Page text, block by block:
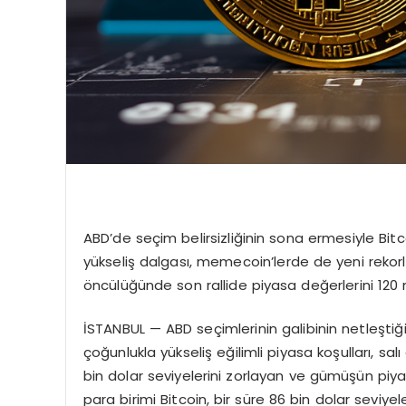
ABD’de seçim belirsizliğinin sona ermesiyle
yükseliş dalgası, memecoin’lerde de yeni
öncülüğünde son rallide piyasa değerlerini 120
İSTANBUL — ABD seçimlerinin galibinin
çoğunlukla yükseliş eğilimli piyasa koşulları,
bin dolar seviyelerini zorlayan ve gümüşün
para birimi Bitcoin, bir süre 86 bin dolar